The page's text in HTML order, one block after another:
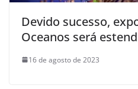
Devido sucesso,
Oceanos será
16 de agosto de 2023